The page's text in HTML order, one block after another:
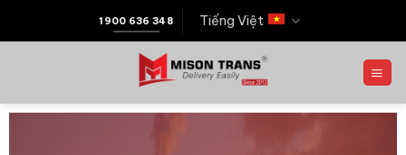
1900 636 348 Tiếng Việt